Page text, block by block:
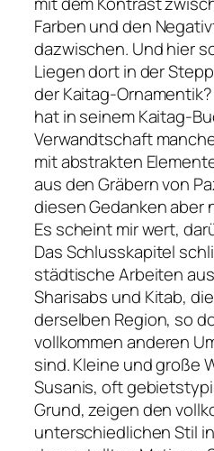
Farben und den
dazwischen. Und hier
Liegen dort in der
der Kaitag-
hat in seinem Kaitag-
Verwandtschaft
mit abstrakten
aus den Gräbern von
diesen Gedanken aber
Es scheint mir wert,
Das Schlusskapitel
städtische Arbeiten
Sharisabs und Kitab,
derselben Region, so
vollkommen anderen
sind. Kleine und große
Susanis, oft
Grund, zeigen den
unterschiedlichen Stil